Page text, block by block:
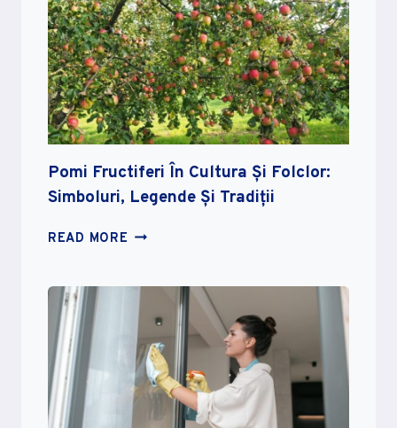
Pomi Fructiferi În Cultura Și Folclor:
Simboluri, Legende Și Tradiții
READ MORE POMI
CULTURA
ȘI
FOLCLOR:
SIMBOLURI,
LEGENDE
ȘI
TRADIȚII